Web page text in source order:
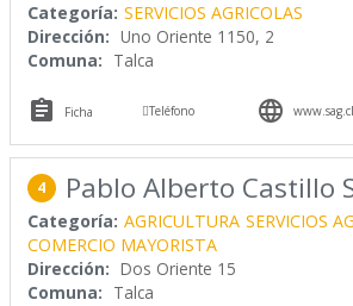
Categoría: SERVICIOS AGRICOLAS
Dirección: Uno Oriente 1150, 2
Comuna: Talca
 Ficha Teléfono  www.sag.cl
4 Pablo Alberto Castillo
Categoría: AGRICULTURA SERVICIOS
COMERCIO MAYORISTA
Dirección: Dos Oriente 15
Comuna: Talca